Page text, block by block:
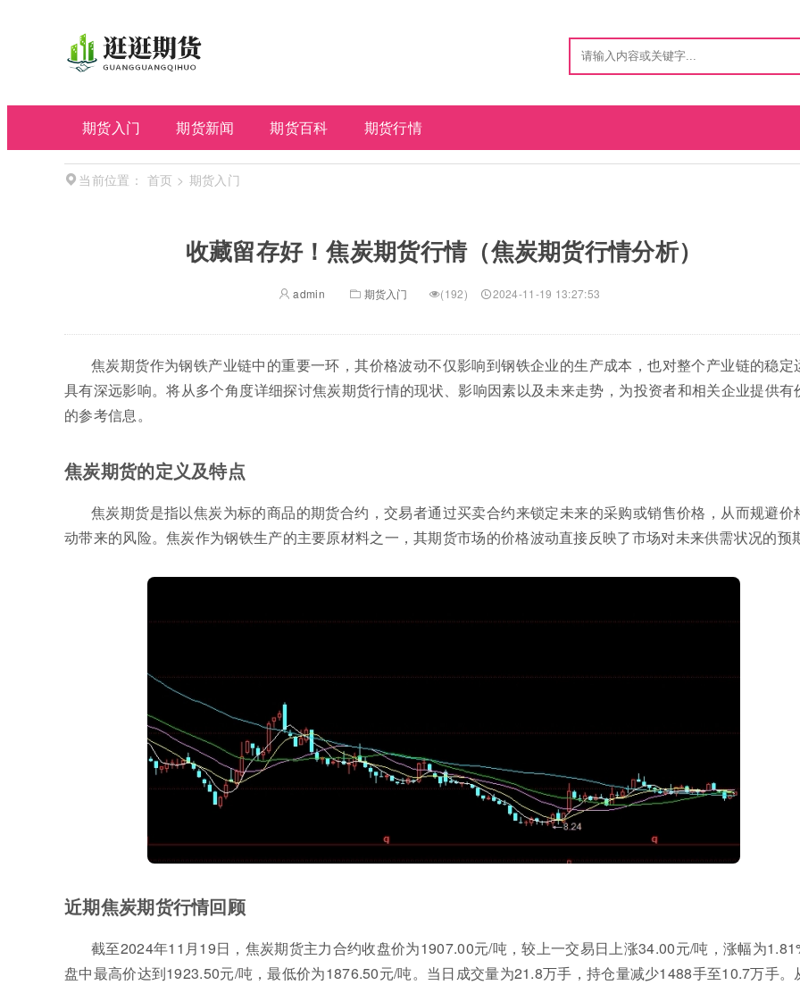
期货入门 期货新闻 期货百科 期货行情
当前位置： 首页 > 期货入门
收藏留存好！焦炭期货行情（焦炭期货行情分析）
admin 期货入门 (192) 2024-11-19 13:27:53
焦炭期货作为钢铁产业链中的重要一环，其价格波动不仅影响到钢铁企业的生产成本，也对整个产业链的稳定
具有深远影响。将从多个角度详细探讨焦炭期货行情的现状、影响因素以及未来走势，为投资者和相关企业提供有
的参考信息。
焦炭期货的定义及特点
焦炭期货是指以焦炭为标的商品的期货合约，交易者通过买卖合约来锁定未来的采购或销售价格，从而规避价
动带来的风险。焦炭作为钢铁生产的主要原材料之一，其期货市场的价格波动直接反映了市场对未来供需状况的预
近期焦炭期货行情回顾
截至2024年11月19日，焦炭期货主力合约收盘价为1907.00元/吨，较上一交易日上涨34.00元/吨，涨幅为
盘中最高价达到1923.50元/吨，最低价为1876.50元/吨。当日成交量为21.8万手，持仓量减少1488手至10.7万手。